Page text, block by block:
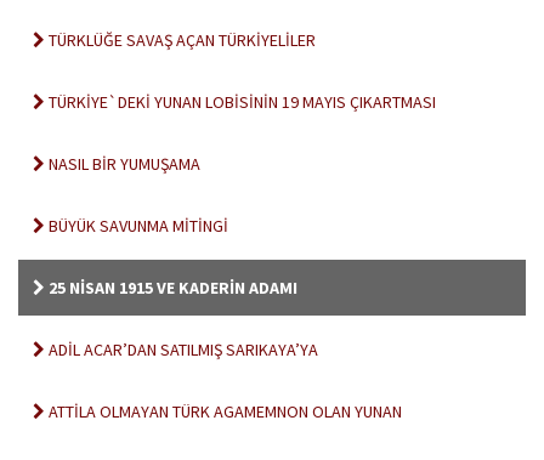
TÜRKLÜĞE SAVAŞ AÇAN TÜRKİYELİLER
TÜRKİYE`DEKİ YUNAN LOBİSİNİN 19 MAYIS ÇIKARTMASI
NASIL BİR YUMUŞAMA
BÜYÜK SAVUNMA MİTİNGİ
25 NİSAN 1915 VE KADERİN ADAMI
ADİL ACAR’DAN SATILMIŞ SARIKAYA’YA
ATTİLA OLMAYAN TÜRK AGAMEMNON OLAN YUNAN